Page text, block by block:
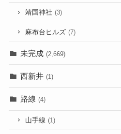
靖国神社 (3)
麻布台ヒルズ (7)
未完成 (2,669)
西新井 (1)
路線 (4)
山手線 (1)